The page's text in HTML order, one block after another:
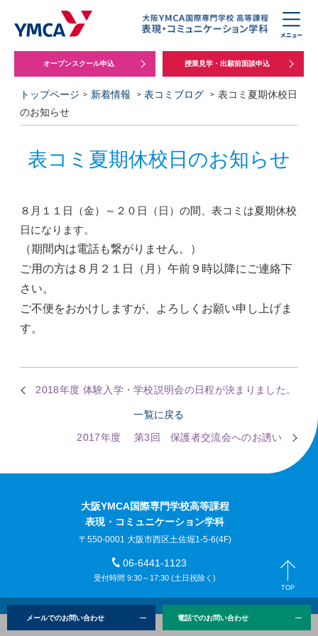
オープンスクール申込 授業見学・出願前面談申込
メールでのお問い合わせ 電話でのお問い合わせ
トップページ 新着情報 表コミブログ
表コミ夏期休校日
のお知らせ
表コミ夏期休校日のお知らせ
８月１１日（金）～２０日（日）の間、表コミは夏期休校
日になります。
（期間内は電話も繋がりません。）
ご用の方は８月２１日（月）午前９時以降にご連絡下
さい。
ご不便をおかけしますが、よろしくお願い申し上げま
す。
2018年度 体験入学・学校説明会の日程が決まりました。
一覧に戻る
2017年度 第3回 保護者交流会へのお誘い
大阪YMCA国際専門学校高等課程
表現・コミュニケーション学科
〒550-0001 大阪市西区土佐堀1-5-6(4F)
06-6441-1123
受付時間 9:30～17:30 (土日祝除く)
TOP